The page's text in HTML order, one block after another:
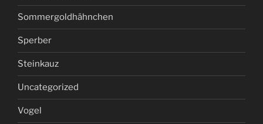
Sommergoldhähnchen
Sperber
Steinkauz
Uncategorized
Vogel